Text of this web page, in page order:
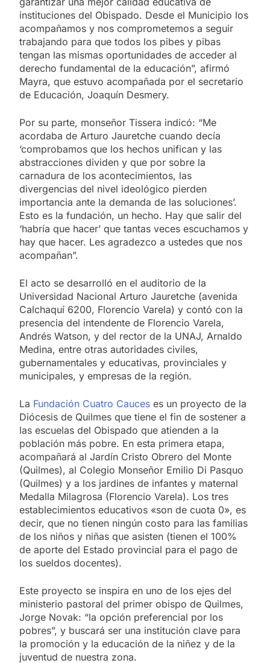
instituciones del Obispado. Desde el Municipio los
acompañamos y nos comprometemos a seguir
trabajando para que todos los pibes y pibas
tengan las mismas oportunidades de acceder al
derecho fundamental de la educación”, afirmó
Mayra, que estuvo acompañada por el secretario
de Educación, Joaquín Desmery.
Por su parte, monseñor Tissera indicó: “Me
acordaba de Arturo Jauretche cuando decía
‘comprobamos que los hechos unifican y las
abstracciones dividen y que por sobre la
carnadura de los acontecimientos, las
divergencias del nivel ideológico pierden
importancia ante la demanda de las soluciones’.
Esto es la fundación, un hecho. Hay que salir del
‘habría que hacer’ que tantas veces escuchamos y
hay que hacer. Les agradezco a ustedes que nos
acompañan”.
El acto se desarrolló en el auditorio de la
Universidad Nacional Arturo Jauretche (avenida
Calchaquí 6200, Florencio Varela) y contó con la
presencia del intendente de Florencio Varela,
Andrés Watson, y del rector de la UNAJ, Arnaldo
Medina, entre otras autoridades civiles,
gubernamentales y educativas, provinciales y
municipales, y empresas de la región.
La Fundación Cuatro Cauces es un proyecto de la
Diócesis de Quilmes que tiene el fin de sostener a
las escuelas del Obispado que atienden a la
población más pobre. En esta primera etapa,
acompañará al Jardín Cristo Obrero del Monte
(Quilmes), al Colegio Monseñor Emilio Di Pasquo
(Quilmes) y a los jardines de infantes y maternal
Medalla Milagrosa (Florencio Varela). Los tres
establecimientos educativos «son de cuota 0», es
decir, que no tienen ningún costo para las familias
de los niños y niñas que asisten (tienen el 100%
de aporte del Estado provincial para el pago de
los sueldos docentes).
Este proyecto se inspira en uno de los ejes del
ministerio pastoral del primer obispo de Quilmes,
Jorge Novak: “la opción preferencial por los
pobres”, y buscará ser una institución clave para
la promoción y la educación de la niñez y de la
juventud de nuestra zona.